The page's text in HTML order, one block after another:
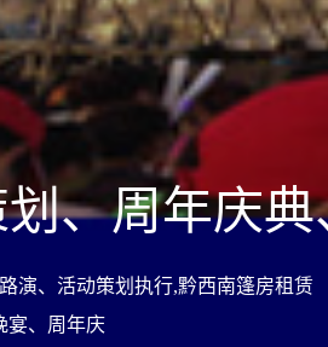
、周年庆
演、活动策划执行,黔西南篷房租赁
宴、周年庆